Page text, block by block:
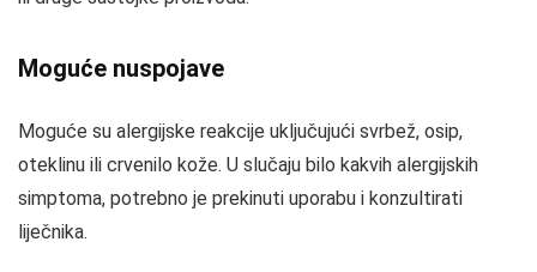
Moguće nuspojave
Moguće su alergijske reakcije uključujući svrbež, osip,
oteklinu ili crvenilo kože. U slučaju bilo kakvih alergijskih
simptoma, potrebno je prekinuti uporabu i konzultirati
liječnika.